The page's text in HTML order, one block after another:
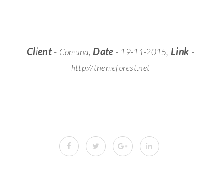
Client- Comuna, Date - 19-11-2015, Link-
http://themeforest.net